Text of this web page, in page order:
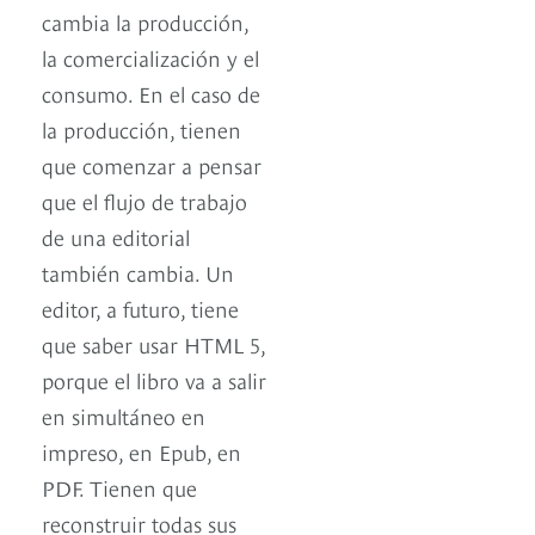
cambia la producción,
la comercialización y el
consumo. En el caso de
la producción, tienen
que comenzar a pensar
que el flujo de trabajo
de una editorial
también cambia. Un
editor, a futuro, tiene
que saber usar HTML 5,
porque el libro va a salir
en simultáneo en
impreso, en Epub, en
PDF. Tienen que
reconstruir todas sus